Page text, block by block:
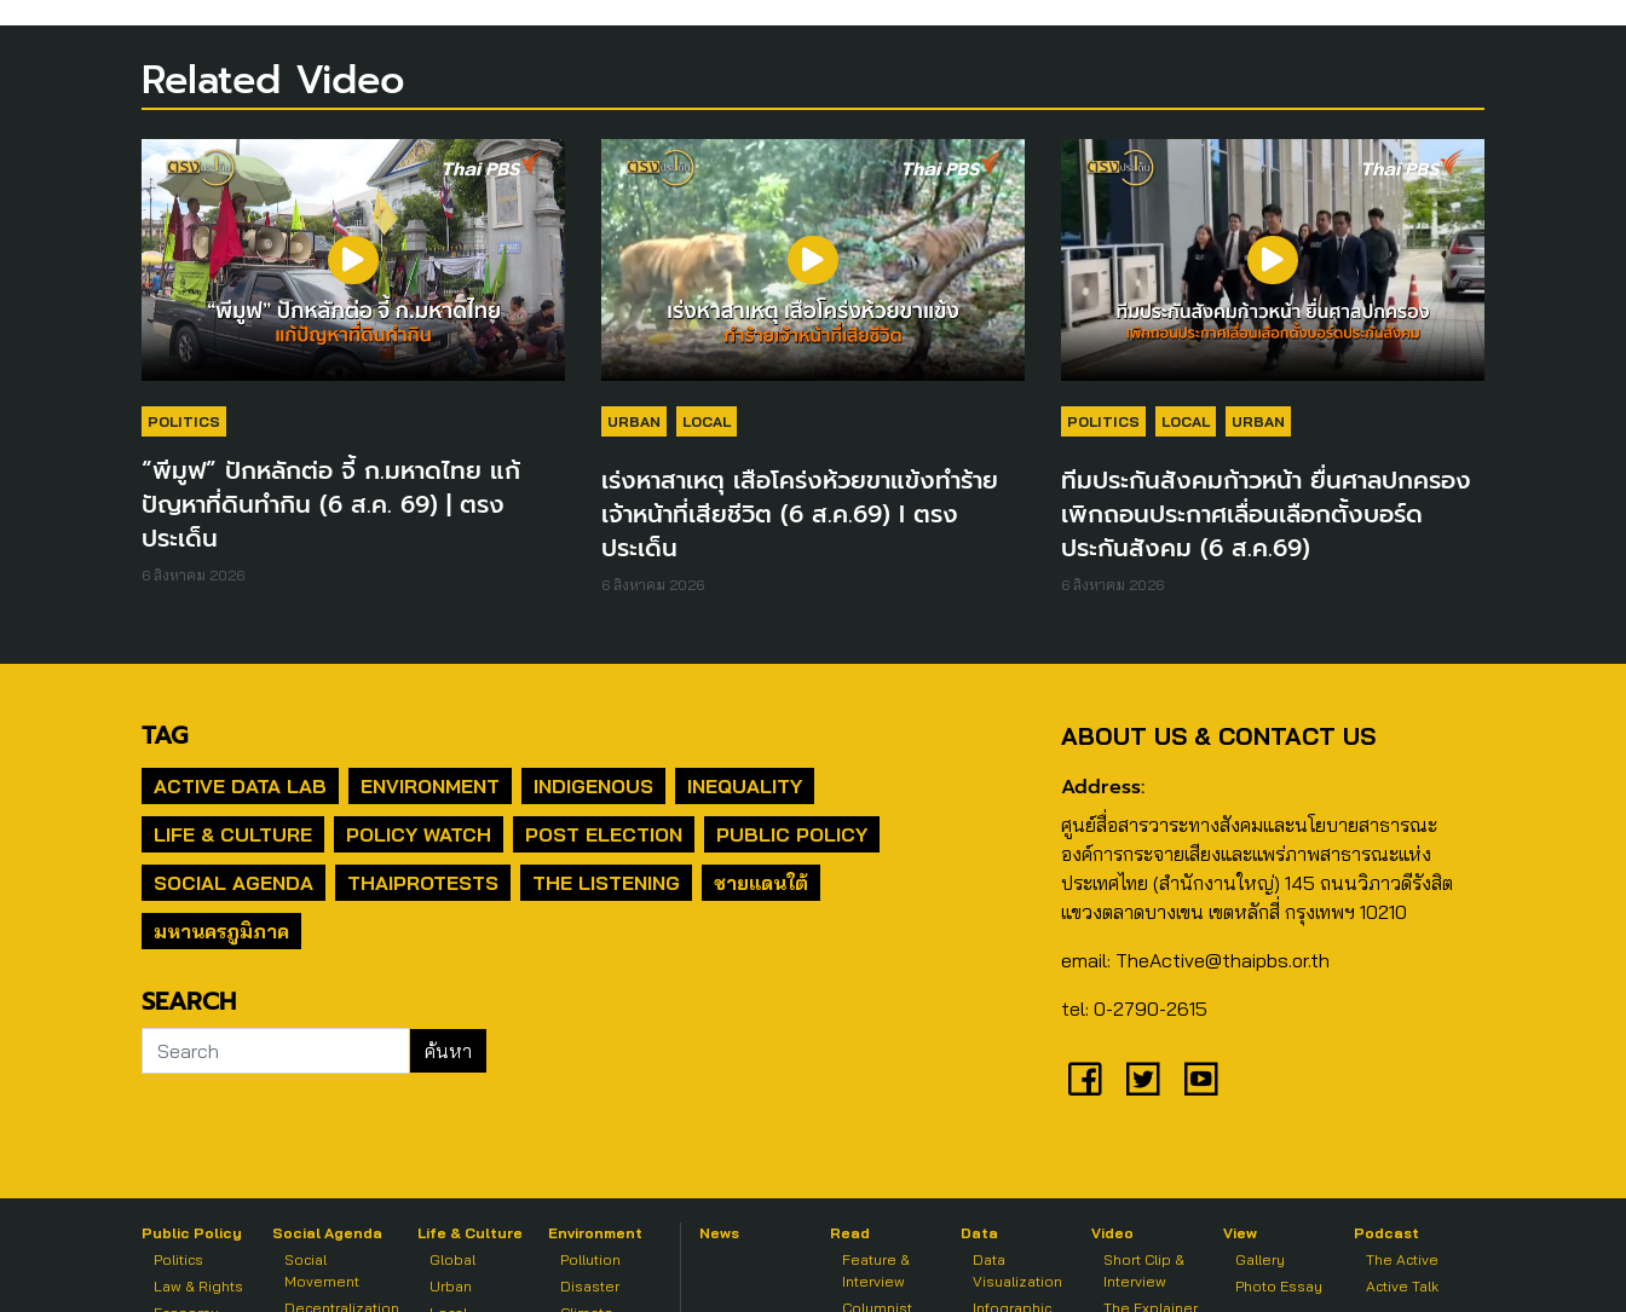
Related Video
POLITICS
“พีมูฟ” ปักหลักต่อ จี้ ก.มหาดไทย แก้
ปัญหาที่ดินทำกิน (6 ส.ค. 69) | ตรง
ประเด็น
6 สิงหาคม 2026
URBAN LOCAL
เร่งหาสาเหตุ เสือโคร่งห้วยขาแข้งทำร้าย
เจ้าหน้าที่เสียชีวิต (6 ส.ค.69) I ตรง
ประเด็น
6 สิงหาคม 2026
POLITICS LOCAL URBAN
ทีมประกันสังคมก้าวหน้า ยื่นศาลปกครอง
เพิกถอนประกาศเลื่อนเลือกตั้งบอร์ด
ประกันสังคม (6 ส.ค.69)
6 สิงหาคม 2026
TAG
ACTIVE DATA LAB ENVIRONMENT INDIGENOUS
INEQUALITY
LIFE & CULTURE
POLICY WATCH POST ELECTION
PUBLIC POLICY
SOCIAL AGENDA
THAIPROTESTS THE LISTENING
ชายแดนใต้
มหานครภูมิภาค
SEARCH
ABOUT US & CONTACT US
Address:
ศูนย์สื่อสารวาระทางสังคมและนโยบายสาธารณะ
องค์การกระจายเสียงและแพร่ภาพสาธารณะแห่ง
ประเทศไทย (สำนักงานใหญ่) 145 ถนนวิภาวดีรังสิต
แขวงตลาดบางเขน เขตหลักสี่ กรุงเทพฯ 10210
email: TheActive@thaipbs.or.th
tel: 0-2790-2615
Public Policy
Politics
Law & Rights
Social Agenda
Social
Movement
Decentralization
Life & Culture
Global
Urban
Environment
Pollution
Disaster
News
Read
Feature &
Interview
Columnist
Data
Data
Visualization
Infographic
Video
Short Clip &
Interview
The Explainer
View
Gallery
Photo Essay
Podcast
The Active
Active Talk